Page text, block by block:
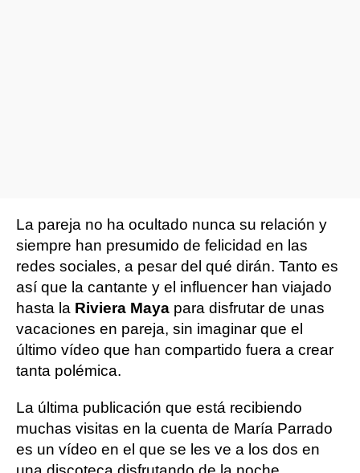
La pareja no ha ocultado nunca su relación y
siempre han presumido de felicidad en las
redes sociales, a pesar del qué dirán. Tanto es
así que la cantante y el influencer han viajado
hasta la Riviera Maya para disfrutar de unas
vacaciones en pareja, sin imaginar que el
último vídeo que han compartido fuera a crear
tanta polémica.
La última publicación que está recibiendo
muchas visitas en la cuenta de María Parrado
es un vídeo en el que se les ve a los dos en